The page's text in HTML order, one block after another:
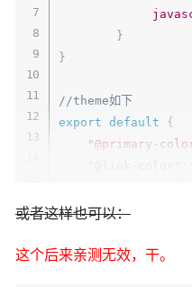
}
}
//theme如下
export
default
{
"@primary-
"@warning-
"@font-size-
或者这样也可以：
这个后来亲测无效，干。